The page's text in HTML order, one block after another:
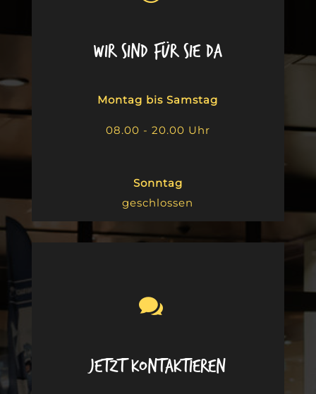
Wir sind für Sie da
Montag bis Samstag
08.00 - 20.00 Uhr
Sonntag
geschlossen
Jetzt kontaktieren